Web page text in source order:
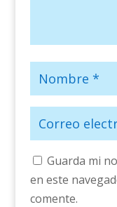
Guarda mi
en este
comente.